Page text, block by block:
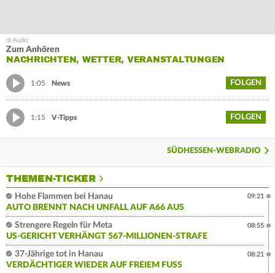
Zum Anhören
NACHRICHTEN, WETTER, VERANSTALTUNGEN
1:05 News FOLGEN
1:15 V-Tipps FOLGEN
SÜDHESSEN-WEBRADIO
THEMEN-TICKER
Hohe Flammen bei Hanau
AUTO BRENNT NACH UNFALL AUF A66 AUS
09:21
Strengere Regeln für Meta
US-GERICHT VERHÄNGT 567-MILLIONEN-STRAFE
08:55
37-Jährige tot in Hanau
VERDÄCHTIGER WIEDER AUF FREIEM FUSS
08:21